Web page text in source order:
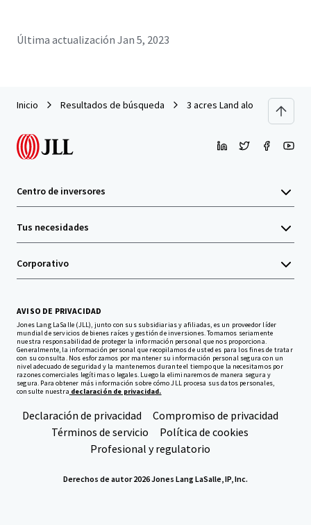
Última actualización Jan 5, 2023
Inicio Resultados de búsqueda 3 acres Land along Jalan
Centro de inversores
Tus necesidades
Corporativo
AVISO DE PRIVACIDAD
Jones Lang LaSalle (JLL), junto con sus subsidiarias y afiliadas, es un proveedor líder
mundial de servicios de bienes raíces y gestión de inversiones. Tomamos seriamente
nuestra responsabilidad de proteger la información personal que nos proporciona.
Generalmente, la información personal que recopilamos de usted es para los fines de tratar
con su consulta. Nos esforzamos por mantener su información personal segura con un
nivel adecuado de seguridad y la mantenemos durante el tiempo que la necesitamos por
razones comerciales legítimas o legales. Luego la eliminaremos de manera segura y
segura. Para obtener más información sobre cómo JLL procesa sus datos personales,
consulte nuestra declaración de privacidad.
Declaración de privacidad
Compromiso de privacidad
Términos de servicio
Política de cookies
Profesional y regulatorio
Derechos de autor 2026 Jones Lang LaSalle, IP, Inc.